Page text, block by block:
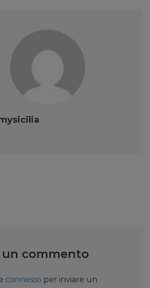
un commento
connesso per inviare un